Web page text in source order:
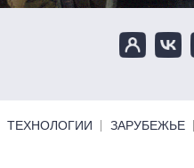
ТЕХНОЛОГИИ ЗАРУБЕЖЬЕ